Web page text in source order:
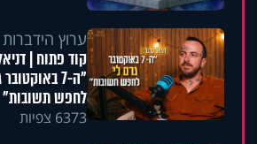
ערוץ הידברות
קוד פתוח |
"ה-7
לחפש תשובות"
6373 צפיות